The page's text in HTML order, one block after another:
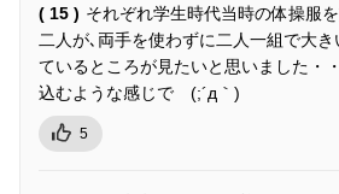
( 15 ) それぞれ学生時代当時の体操服
二人が､両手を使わずに二人一組で大
ているところが見たいと思いました・
込むような感じで (;´д｀)
5